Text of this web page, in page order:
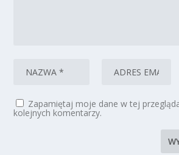
Zapamiętaj moje dane w tej
kolejnych komentarzy.